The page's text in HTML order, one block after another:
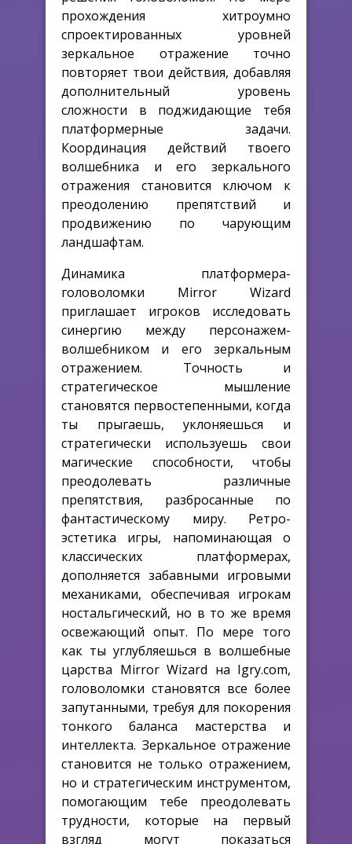
прохождения хитроумно
спроектированных уровней
зеркальное отражение точно
повторяет твои действия, добавляя
дополнительный уровень
сложности в поджидающие тебя
платформерные задачи.
Координация действий твоего
волшебника и его зеркального
отражения становится ключом к
преодолению препятствий и
продвижению по чарующим
ландшафтам.
Динамика платформера-
головоломки Mirror Wizard
приглашает игроков исследовать
синергию между персонажем-
волшебником и его зеркальным
отражением. Точность и
стратегическое мышление
становятся первостепенными, когда
ты прыгаешь, уклоняешься и
стратегически используешь свои
магические способности, чтобы
преодолевать различные
препятствия, разбросанные по
фантастическому миру. Ретро-
эстетика игры, напоминающая о
классических платформерах,
дополняется забавными игровыми
механиками, обеспечивая игрокам
ностальгический, но в то же время
освежающий опыт. По мере того
как ты углубляешься в волшебные
царства Mirror Wizard на Igry.com,
головоломки становятся все более
запутанными, требуя для покорения
тонкого баланса мастерства и
интеллекта. Зеркальное отражение
становится не только отражением,
но и стратегическим инструментом,
помогающим тебе преодолевать
трудности, которые на первый
взгляд могут показаться